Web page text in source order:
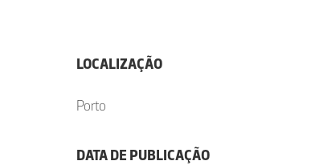
LOCALIZAÇÃO
Porto
DATA DE PUBLICAÇÃO